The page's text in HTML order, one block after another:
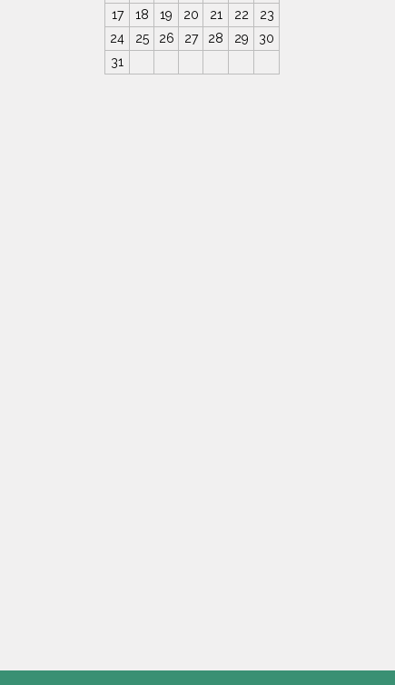
17
18 19 20 21 22
23
24
25 26 27 28 29
30
31